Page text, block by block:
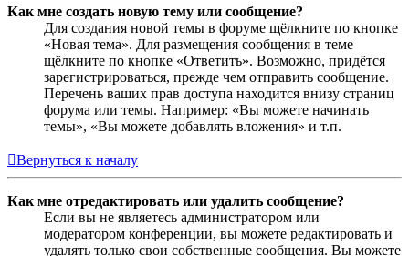
Как мне создать новую тему или сообщение?
Для создания новой темы в форуме щёлкните по кнопке
«Новая тема». Для размещения сообщения в теме
щёлкните по кнопке «Ответить». Возможно, придётся
зарегистрироваться, прежде чем отправить сообщение.
Перечень ваших прав доступа находится внизу страниц
форума или темы. Например: «Вы можете начинать
темы», «Вы можете добавлять вложения» и т.п.
Вернуться к началу
Как мне отредактировать или удалить сообщение?
Если вы не являетесь администратором или
модератором конференции, вы можете редактировать и
удалять только свои собственные сообщения. Вы можете